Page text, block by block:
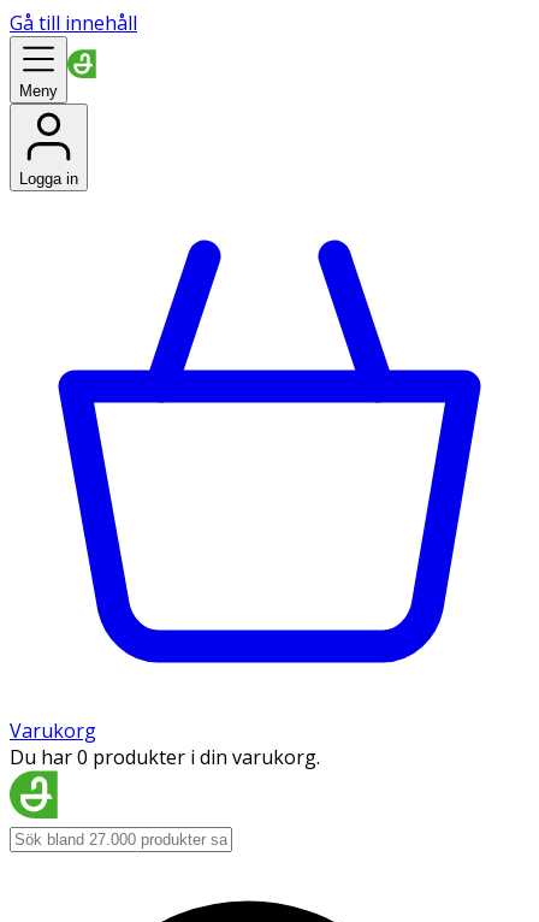
Gå till innehåll
Meny
Logga in
Varukorg
Du har 0 produkter i din varukorg.